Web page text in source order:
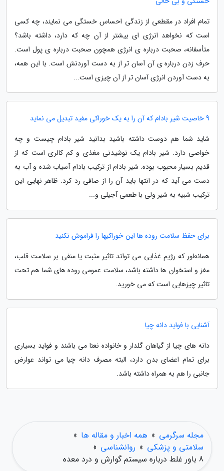
تمام افراد در مقطعى از زندگى احساس خستگى مى نمایند، چه کسى
است که نخواهد انرژى اى بیشتر از آن چه که دارد، داشته باشد؟
متأسفانه، صحبت درباره ى انرژى همچون صحبت درباره ى پول است.
حرف زدن درباره ى آن آسان تر از به دست آوردنش است. با این همه،
به دست آوردن انرژى آسان تر از آن چیزى است...
9 خاصیت شیر بادام که آن را به یک خوراکی مفید تبدیل می نماید
شاید شما هم دوست داشته باشید بدانید شیر بادام چیست و چه
خواصی دارد. شیر بادام یک نوشیدنی مغذی و کم کالری است که از
قدیم بسیار محبوب بوده. شیر بادام از ترکیب بادام آسیاب شده و آب به
دست می آید که در انتها باید آن را از صافی رد کرد. ظاهر نهایی این
ترکیب شبیه به شیر ولی با طعمی آجیلی و...
برای حفظ سلامت روده ها این خوراکیها را فراموش نکنید
همانطور که رژیم غذایی می تواند تاثیر مثبت یا منفی بر سلامت قلب،
مغز و استخوان ها داشته باشد، سلامت عمومی روده های شما هم تحت
تاثیر چیزهایی است که می خورید.
آشنایی با فواید دانه چیا
دانه های چیا از گیاهان گلدار و خانواده نعنا می باشند و فواید بسیاری
برای تمام اعضای بدن دارد، البته مصرف دانه چیا می تواند عوارض
جانبی را هم به همراه داشته باشد.
مجله سرگرمی » همه اخبار و مقاله ها »
سلامتی و پزشکی » روانشناسی »
8 باور غلط درباره سیستم گوارش و درد معده